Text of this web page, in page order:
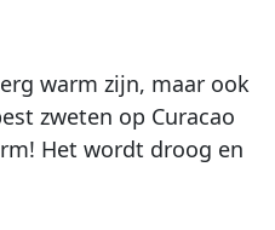
warm zijn, maar ook
zweten op Curacao
Het wordt droog en